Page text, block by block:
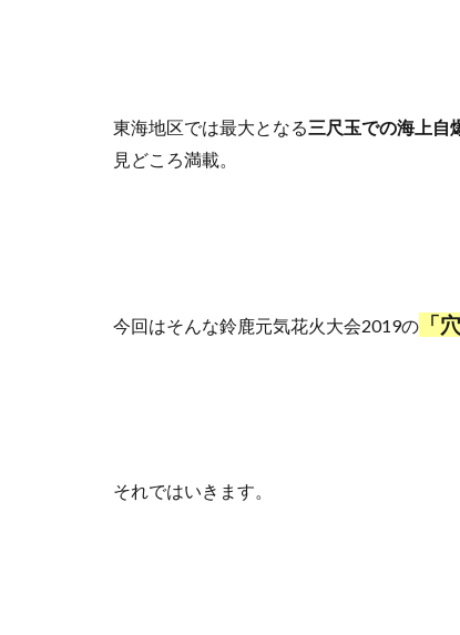
東海地区では最大となる三尺玉での海上自
見どころ満載。
今回はそんな鈴鹿元気花火大会2019の 「
それではいきます。